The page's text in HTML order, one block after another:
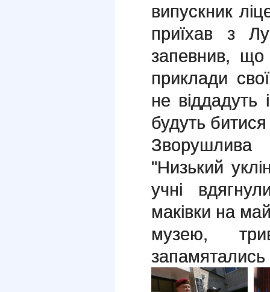
випускник
приїхав з
запевнив, що
приклади
не віддадуть
будуть битися
"Низький
учні
маківки на
музею,